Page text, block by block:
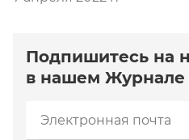
Подпишитесь на
в нашем Журнале